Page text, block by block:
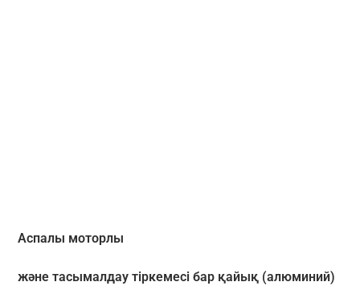
Аспалы моторлы
және тасымалдау тіркемесі бар қайық (алюминий)